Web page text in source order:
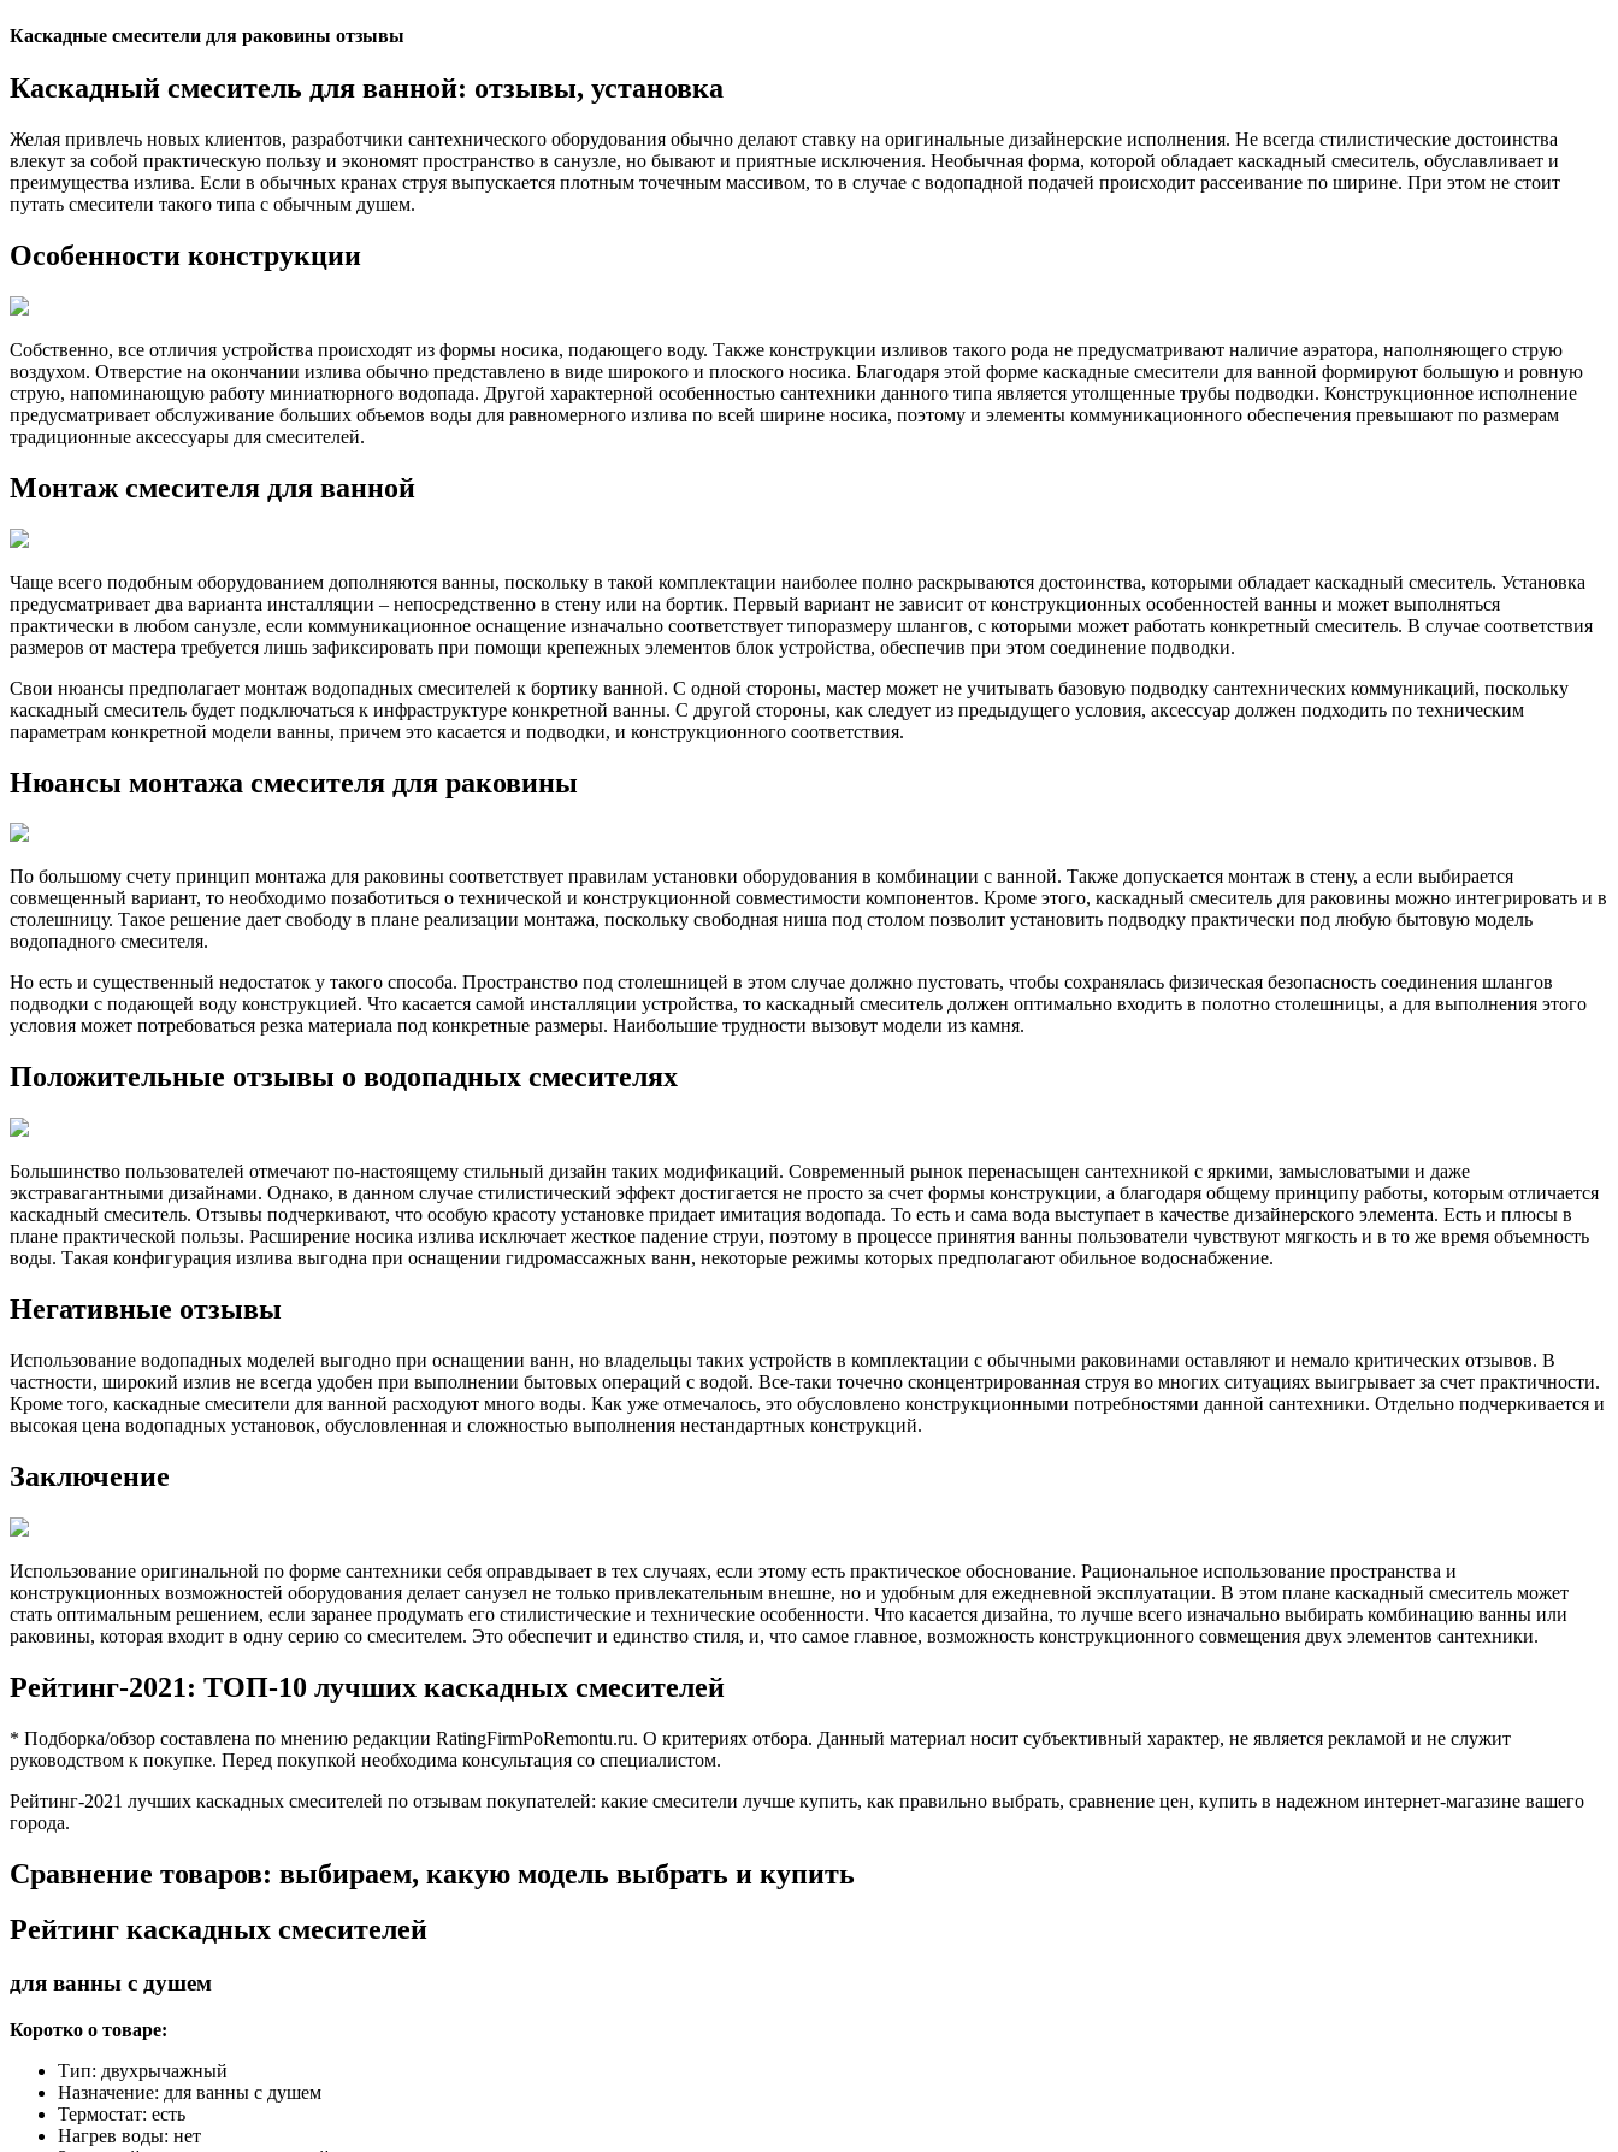
Каскадные смесители для раковины отзывы
Каскадный смеситель для ванной: отзывы, установка
Желая привлечь новых клиентов, разработчики сантехнического оборудования обычно делают ставку на оригинальные дизайнерские исполнения. Не всегда стилистические достоинства
влекут за собой практическую пользу и экономят пространство в санузле, но бывают и приятные исключения. Необычная форма, которой обладает каскадный смеситель, обуславливает и
преимущества излива. Если в обычных кранах струя выпускается плотным точечным массивом, то в случае с водопадной подачей происходит рассеивание по ширине. При этом не стоит
путать смесители такого типа с обычным душем.
Особенности конструкции
Собственно, все отличия устройства происходят из формы носика, подающего воду. Также конструкции изливов такого рода не предусматривают наличие аэратора, наполняющего струю
воздухом. Отверстие на окончании излива обычно представлено в виде широкого и плоского носика. Благодаря этой форме каскадные смесители для ванной формируют большую и ровную
струю, напоминающую работу миниатюрного водопада. Другой характерной особенностью сантехники данного типа является утолщенные трубы подводки. Конструкционное исполнение
предусматривает обслуживание больших объемов воды для равномерного излива по всей ширине носика, поэтому и элементы коммуникационного обеспечения превышают по размерам
традиционные аксессуары для смесителей.
Монтаж смесителя для ванной
Чаще всего подобным оборудованием дополняются ванны, поскольку в такой комплектации наиболее полно раскрываются достоинства, которыми обладает каскадный смеситель. Установка
предусматривает два варианта инсталляции – непосредственно в стену или на бортик. Первый вариант не зависит от конструкционных особенностей ванны и может выполняться
практически в любом санузле, если коммуникационное оснащение изначально соответствует типоразмеру шлангов, с которыми может работать конкретный смеситель. В случае соответствия
размеров от мастера требуется лишь зафиксировать при помощи крепежных элементов блок устройства, обеспечив при этом соединение подводки.
Свои нюансы предполагает монтаж водопадных смесителей к бортику ванной. С одной стороны, мастер может не учитывать базовую подводку сантехнических коммуникаций, поскольку
каскадный смеситель будет подключаться к инфраструктуре конкретной ванны. С другой стороны, как следует из предыдущего условия, аксессуар должен подходить по техническим
параметрам конкретной модели ванны, причем это касается и подводки, и конструкционного соответствия.
Нюансы монтажа смесителя для раковины
По большому счету принцип монтажа для раковины соответствует правилам установки оборудования в комбинации с ванной. Также допускается монтаж в стену, а если выбирается
совмещенный вариант, то необходимо позаботиться о технической и конструкционной совместимости компонентов. Кроме этого, каскадный смеситель для раковины можно интегрировать и в
столешницу. Такое решение дает свободу в плане реализации монтажа, поскольку свободная ниша под столом позволит установить подводку практически под любую бытовую модель
водопадного смесителя.
Но есть и существенный недостаток у такого способа. Пространство под столешницей в этом случае должно пустовать, чтобы сохранялась физическая безопасность соединения шлангов
подводки с подающей воду конструкцией. Что касается самой инсталляции устройства, то каскадный смеситель должен оптимально входить в полотно столешницы, а для выполнения этого
условия может потребоваться резка материала под конкретные размеры. Наибольшие трудности вызовут модели из камня.
Положительные отзывы о водопадных смесителях
Большинство пользователей отмечают по-настоящему стильный дизайн таких модификаций. Современный рынок перенасыщен сантехникой с яркими, замысловатыми и даже
экстравагантными дизайнами. Однако, в данном случае стилистический эффект достигается не просто за счет формы конструкции, а благодаря общему принципу работы, которым отличается
каскадный смеситель. Отзывы подчеркивают, что особую красоту установке придает имитация водопада. То есть и сама вода выступает в качестве дизайнерского элемента. Есть и плюсы в
плане практической пользы. Расширение носика излива исключает жесткое падение струи, поэтому в процессе принятия ванны пользователи чувствуют мягкость и в то же время объемность
воды. Такая конфигурация излива выгодна при оснащении гидромассажных ванн, некоторые режимы которых предполагают обильное водоснабжение.
Негативные отзывы
Использование водопадных моделей выгодно при оснащении ванн, но владельцы таких устройств в комплектации с обычными раковинами оставляют и немало критических отзывов. В
частности, широкий излив не всегда удобен при выполнении бытовых операций с водой. Все-таки точечно сконцентрированная струя во многих ситуациях выигрывает за счет практичности.
Кроме того, каскадные смесители для ванной расходуют много воды. Как уже отмечалось, это обусловлено конструкционными потребностями данной сантехники. Отдельно подчеркивается и
высокая цена водопадных установок, обусловленная и сложностью выполнения нестандартных конструкций.
Заключение
Использование оригинальной по форме сантехники себя оправдывает в тех случаях, если этому есть практическое обоснование. Рациональное использование пространства и
конструкционных возможностей оборудования делает санузел не только привлекательным внешне, но и удобным для ежедневной эксплуатации. В этом плане каскадный смеситель может
стать оптимальным решением, если заранее продумать его стилистические и технические особенности. Что касается дизайна, то лучше всего изначально выбирать комбинацию ванны или
раковины, которая входит в одну серию со смесителем. Это обеспечит и единство стиля, и, что самое главное, возможность конструкционного совмещения двух элементов сантехники.
Рейтинг-2021: ТОП-10 лучших каскадных смесителей
* Подборка/обзор составлена по мнению редакции RatingFirmPoRemontu.ru. О критериях отбора. Данный материал носит субъективный характер, не является рекламой и не служит
руководством к покупке. Перед покупкой необходима консультация со специалистом.
Рейтинг-2021 лучших каскадных смесителей по отзывам покупателей: какие смесители лучше купить, как правильно выбрать, сравнение цен, купить в надежном интернет-магазине вашего
города.
Сравнение товаров: выбираем, какую модель выбрать и купить
Рейтинг каскадных смесителей
для ванны с душем
Коротко о товаре:
Тип: двухрычажный
Назначение: для ванны с душем
Термостат: есть
Нагрев воды: нет